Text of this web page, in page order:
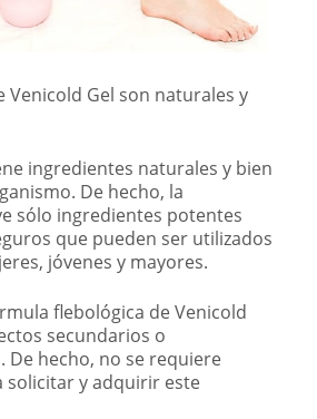
Venicold Gel son naturales y
ingredientes naturales y bien
De hecho, la
sólo ingredientes potentes
que pueden ser utilizados
jóvenes y mayores.
flebológica de Venicold
secundarios o
De hecho, no se requiere
solicitar y adquirir este